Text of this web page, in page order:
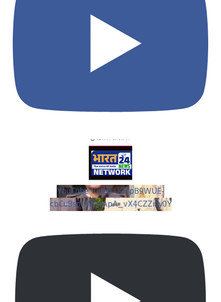
YouTube Video UC4pB9WUE-
cbCuBsnLW7pApA_vX4CZZiay0Y